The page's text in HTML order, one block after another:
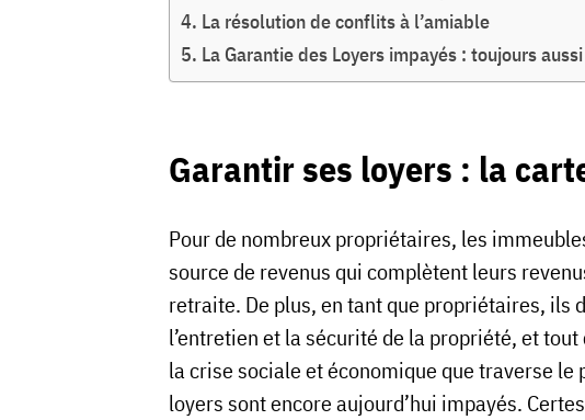
La résolution de conflits à l’amiable
La Garantie des Loyers impayés : toujours
Garantir ses loyers : la
Pour de nombreux propriétaires, les
source de revenus qui complètent leurs
retraite. De plus, en tant que propriétaires, ils
l’entretien et la sécurité de la propriété, et tout
la crise sociale et économique que traverse le
loyers sont encore aujourd’hui impayés.